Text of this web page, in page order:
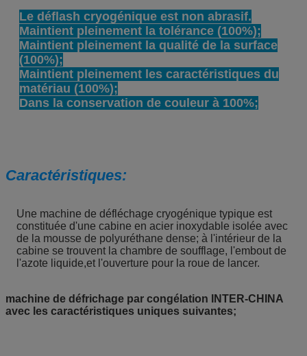
Le déflash cryogénique est non abrasif.
Maintient pleinement la tolérance (100%);
Maintient pleinement la qualité de la surface
(100%);
Maintient pleinement les caractéristiques du
matériau (100%);
Dans la conservation de couleur à 100%;
Caractéristiques:
Une machine de défléchage cryogénique typique est
constituée d'une cabine en acier inoxydable isolée avec
de la mousse de polyuréthane dense; à l'intérieur de la
cabine se trouvent la chambre de soufflage, l'embout de
l'azote liquide,et l'ouverture pour la roue de lancer.
machine de défrichage par congélation INTER-CHINA
avec les caractéristiques uniques suivantes;